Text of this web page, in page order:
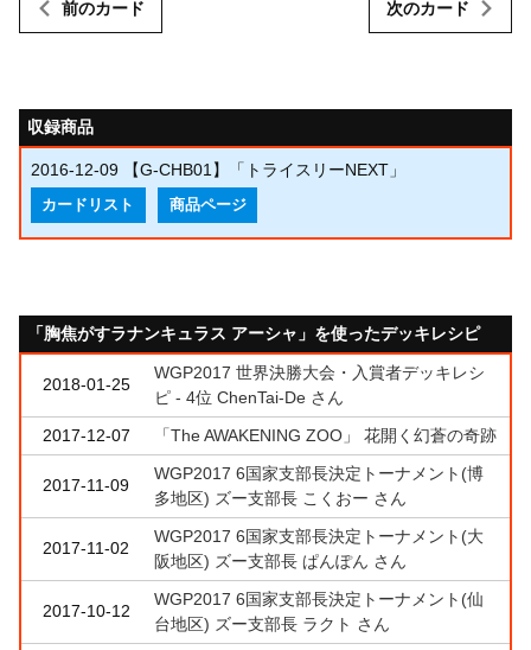
前のカード 次のカード
収録商品
2016-12-09 【G-CHB01】「トライスリーNEXT」
カードリスト 商品ページ
「胸焦がすラナンキュラス アーシャ」を使ったデッキレシピ
2018-01-25
WGP2017 世界決勝大会・入賞者デッキレシ
ピ - 4位 ChenTai-De さん
2017-12-07
「The AWAKENING ZOO」 花開く幻蒼の奇跡
2017-11-09
WGP2017 6国家支部長決定トーナメント(博
多地区) ズー支部長 こくおー さん
2017-11-02
WGP2017 6国家支部長決定トーナメント(大
阪地区) ズー支部長 ぱんぽん さん
2017-10-12
WGP2017 6国家支部長決定トーナメント(仙
台地区) ズー支部長 ラクト さん